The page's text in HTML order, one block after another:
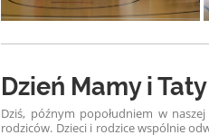
Dzień Mamy i Taty
Dziś, późnym popołudniem w
rodziców. Dzieci i rodzice wspólnie